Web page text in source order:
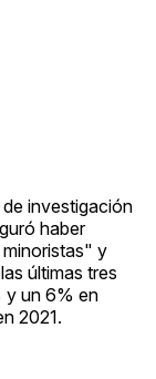
de investigación
haber
y
últimas tres
y un 6% en
2021.